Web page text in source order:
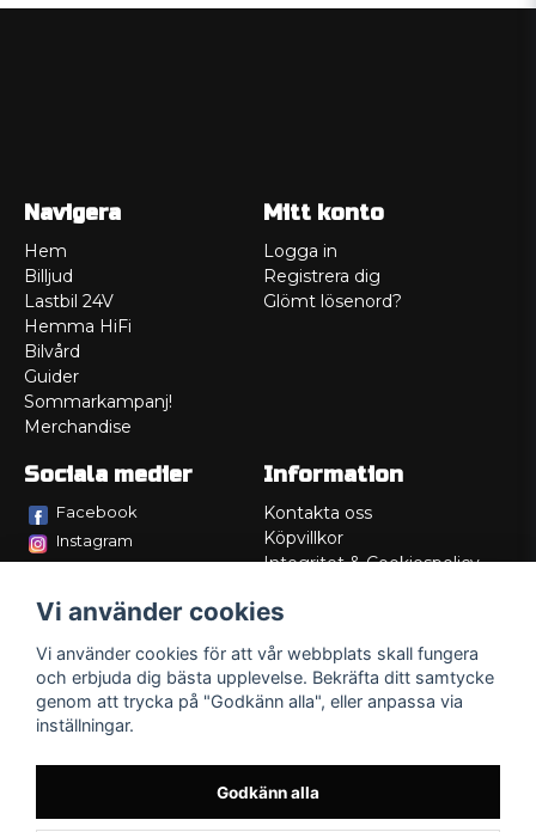
Navigera
Hem
Billjud
Lastbil 24V
Hemma HiFi
Bilvård
Guider
Sommarkampanj!
Merchandise
Mitt konto
Logga in
Registrera dig
Glömt lösenord?
Sociala medier
Facebook
Instagram
Information
Kontakta oss
Köpvillkor
Integritet & Cookiespolicy
Service/Garanti
Lådritning
Om oss
Vi använder cookies
Vi använder cookies för att vår webbplats skall fungera
och erbjuda dig bästa upplevelse. Bekräfta ditt samtycke
genom att trycka på "Godkänn alla", eller anpassa via
inställningar.
Godkänn alla